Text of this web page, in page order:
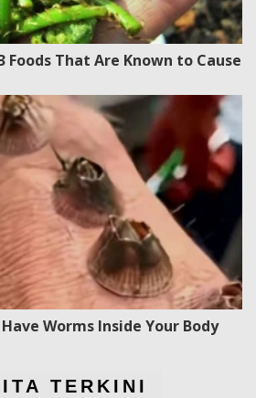
Foods That Are Known to Cause
Worms Inside Your Body
TERKINI